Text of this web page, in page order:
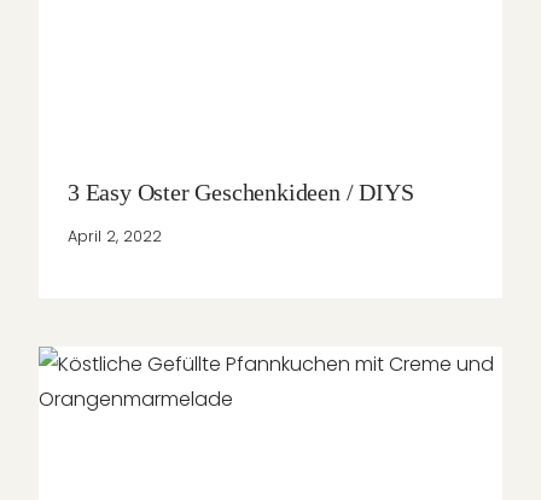
3 Easy Oster Geschenkideen / DIYS
April 2, 2022